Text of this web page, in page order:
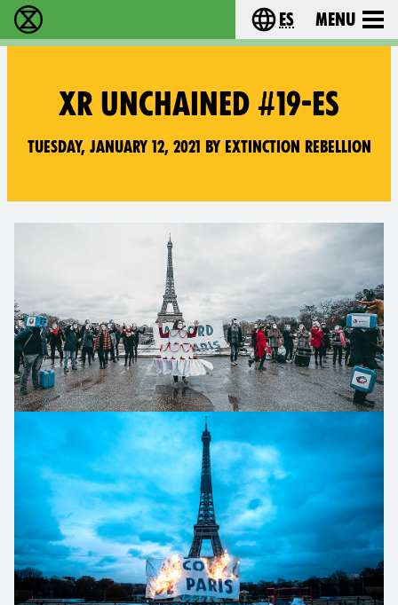
extinction rebellion - Home Choose your
es Menu
XR UNCHAINED #19-ES
Tuesday, January 12, 2021 by Extinction Rebellion